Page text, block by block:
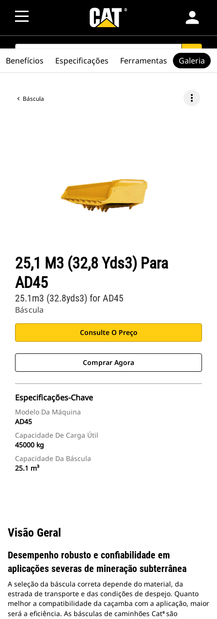
person
SEARCH search
Báscula more_vert
25,1 M3 (32,8 Yds3) Para
AD45
Báscula
25.1m3 (32.8yds3) for AD45
Consulte O Preço
Comprar Agora
Especificações-Chave
Modelo Da Máquina
AD45
Capacidade De Carga Útil
45000 kg
Capacidade Da Báscula
25.1 m³
Benefícios Especificações Ferramentas Galeria
Visão Geral
Desempenho robusto e confiabilidade em
aplicações severas de mineração subterrânea
A seleção da báscula correta depende do material, da
estrada de transporte e das condições de despejo. Quanto
melhor a compatibilidade da caçamba com a aplicação, maior
será a eficiência. As básculas de caminhões Cat® são